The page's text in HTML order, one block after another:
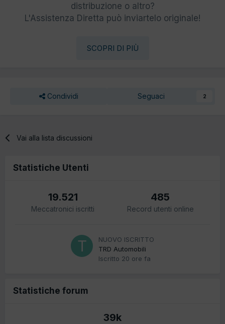
distribuzione o altro?
L'Assistenza Diretta può inviartelo originale!
SCOPRI DI PIÙ
Condividi Seguaci 2
Vai alla lista discussioni
Statistiche Utenti
19.521
Meccatronici iscritti
485
Record utenti online
NUOVO ISCRITTO
TRD Automobili
Iscritto 20 ore fa
Statistiche forum
39k